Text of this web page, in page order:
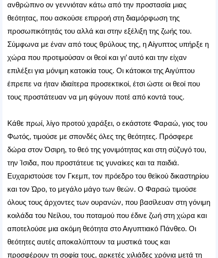
ανθρώπινο ον γεννιόταν κάτω από την προστασία μιας
θεότητας, που ασκούσε επιρροή στη διαμόρφωση της
προσωπικότητάς του αλλά και στην εξέλιξη της ζωής του.
Σύμφωνα με έναν από τους θρύλους της, η Αίγυπτος υπήρξε η
χώρα που προτιμούσαν οι θεοί και γι’ αυτό και την είχαν
επιλέξει για μόνιμη κατοικία τους. Οι κάτοικοι της Αιγύπτου
έπρεπε να ήταν ιδιαίτερα προσεκτικοί, έτσι ώστε οι θεοί που
τους προστάτευαν να μη φύγουν ποτέ από κοντά τους.
Κάθε πρωί, λίγο προτού χαράξει, ο εκάστοτε Φαραώ, γιος του
Φωτός, τιμούσε με σπονδές όλες της θεότητες. Πρόσφερε
δώρα στον Όσιρη, το θεό της γονιμότητας και στη σύζυγό του,
την Ίσιδα, που προστάτευε τις γυναίκες και τα παιδιά.
Ευχαριστούσε τον Γκεμπ, τον πρόεδρο του θεϊκού δικαστηρίου
και τον Ώρο, το μεγάλο μάγο των θεών. Ο Φαραώ τιμούσε
όλους τους άρχοντες των ουρανών, που βασίλευαν στη γόνιμη
κοιλάδα του Νείλου, του ποταμού που έδινε ζωή στη χώρα και
αποτελούσε μια ακόμη θεότητα στο Αιγυπτιακό Πάνθεο. Οι
θεότητες αυτές αποκαλύπτουν τα μυστικά τους και
προσφέρουν τη σοφία τους, αρκετές χιλιάδες χρόνια μετά τη